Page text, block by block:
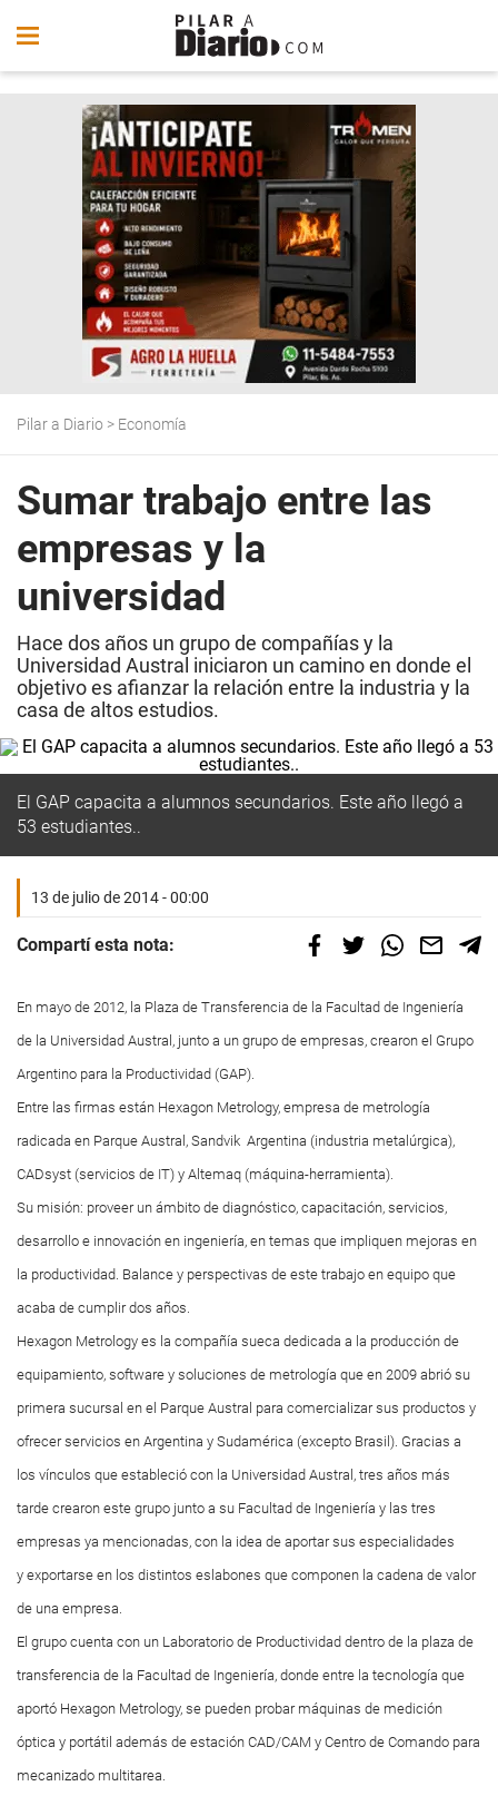
Pilar a Diario > Economía
Sumar trabajo entre las
empresas y la
universidad
Hace dos años un grupo de compañías y la
Universidad Austral iniciaron un camino en donde el
objetivo es afianzar la relación entre la industria y la
casa de altos estudios.
El GAP capacita a alumnos secundarios. Este año llegó a
53 estudiantes..
13 de julio de 2014 - 00:00
Compartí esta nota:
En mayo de 2012, la Plaza de Transferencia de la Facultad de Ingeniería
de la Universidad Austral, junto a un grupo de empresas, crearon el Grupo
Argentino para la Productividad (GAP).
Entre las firmas están Hexagon Metrology, empresa de metrología
radicada en Parque Austral, Sandvik Argentina (industria metalúrgica),
CADsyst (servicios de IT) y Altemaq (máquina-herramienta).
Su misión: proveer un ámbito de diagnóstico, capacitación, servicios,
desarrollo e innovación en ingeniería, en temas que impliquen mejoras en
la productividad. Balance y perspectivas de este trabajo en equipo que
acaba de cumplir dos años.
Hexagon Metrology es la compañía sueca dedicada a la producción de
equipamiento, software y soluciones de metrología que en 2009 abrió su
primera sucursal en el Parque Austral para comercializar sus productos y
ofrecer servicios en Argentina y Sudamérica (excepto Brasil). Gracias a
los vínculos que estableció con la Universidad Austral, tres años más
tarde crearon este grupo junto a su Facultad de Ingeniería y las tres
empresas ya mencionadas, con la idea de aportar sus especialidades
y exportarse en los distintos eslabones que componen la cadena de valor
de una empresa.
El grupo cuenta con un Laboratorio de Productividad dentro de la plaza de
transferencia de la Facultad de Ingeniería, donde entre la tecnología que
aportó Hexagon Metrology, se pueden probar máquinas de medición
óptica y portátil además de estación CAD/CAM y Centro de Comando para
mecanizado multitarea.